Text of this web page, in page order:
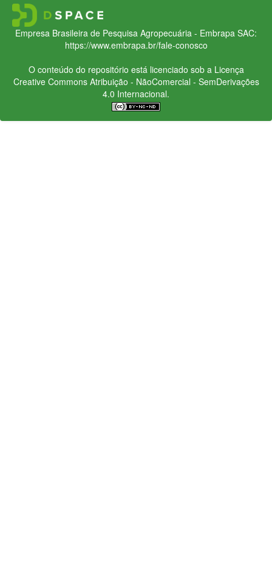
Empresa Brasileira de Pesquisa Agropecuária - Embrapa SAC:
https://www.embrapa.br/fale-conosco
O conteúdo do repositório está licenciado sob a Licença
Creative CommonsAtribuição - NãoComercial - SemDerivações
4.0 Internacional.